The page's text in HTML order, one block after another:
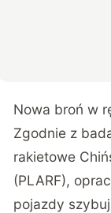
Nowa broń w
Zgodnie z
rakietowe
(PLARF),
pojazdy